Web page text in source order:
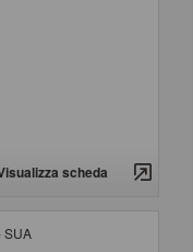
scheda
SUA